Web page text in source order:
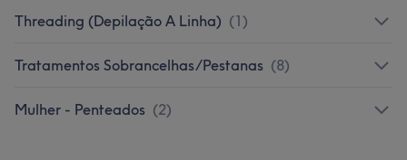
Threading (Depilação A Linha) (1)
Tratamentos Sobrancelhas/Pestanas (8)
Mulher - Penteados (2)